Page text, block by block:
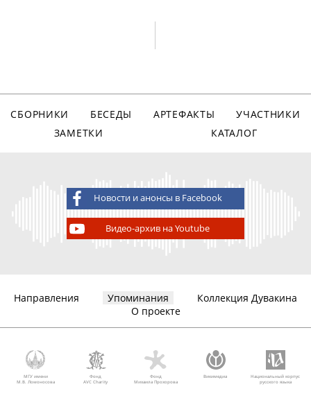
СБОРНИКИ БЕСЕДЫ АРТЕФАКТЫ
УЧАСТНИКИ
ЗАМЕТКИ
КАТАЛОГ
Новости и анонсы в Facebook
Видео-архив на Youtube
Направления Упоминания
Коллекция Дувакина
О проекте
МГУ имени
М.В. Ломоносова
Фонд
AVC Charity
Фонд
Михаила Прохорова
Викимедиа
Национальный корпус
русского языка